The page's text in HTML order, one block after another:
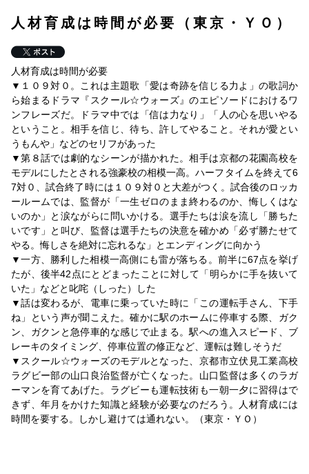
人材育成は時間が必要（東京・ＹＯ）
人材育成は時間が必要
▼１０９対０。これは主題歌「愛は奇跡を信じる力よ」の歌詞か
ら始まるドラマ『スクール☆ウォーズ』のエピソードにおけるワ
ンフレーズだ。ドラマ中では「信は力なり」「人の心を思いやる
ということ。相手を信じ、待ち、許してやること。それが愛とい
うもんや」などのセリフがあった
▼第８話では劇的なシーンが描かれた。相手は京都の花園高校を
モデルにしたとされる強豪校の相模一高。ハーフタイムを終えて6
7対０、試合終了時には１０９対０と大差がつく。試合後のロッカ
ールームでは、監督が「一生ゼロのまま終わるのか、悔しくはな
いのか」と涙ながらに問いかける。選手たちは涙を流し「勝ちた
いです」と叫び、監督は選手たちの決意を確かめ「必ず勝たせて
やる。悔しさを絶対に忘れるな」とエンディングに向かう
▼一方、勝利した相模一高側にも雷が落ちる。前半に67点を挙げ
たが、後半42点にとどまったことに対して「明らかに手を抜いて
いた」などと叱咤（しった）した
▼話は変わるが、電車に乗っていた時に「この運転手さん、下手
ね」という声が聞こえた。確かに駅のホームに停車する際、ガク
ン、ガクンと急停車的な感じで止まる。駅への進入スピード、ブ
レーキのタイミング、停車位置の修正など、運転は難しそうだ
▼スクール☆ウォーズのモデルとなった、京都市立伏見工業高校
ラグビー部の山口良治監督が亡くなった。山口監督は多くのラガ
ーマンを育てあげた。ラグビーも運転技術も一朝一夕に習得はで
きず、年月をかけた知識と経験が必要なのだろう。人材育成には
時間を要する。しかし避けては通れない。（東京・ＹＯ）